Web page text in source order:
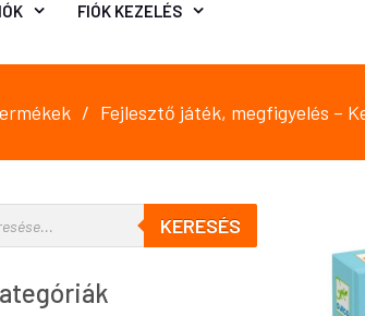
FIÓK KEZELÉS
Fejlesztő játék, megfigyelés –
KERESÉS